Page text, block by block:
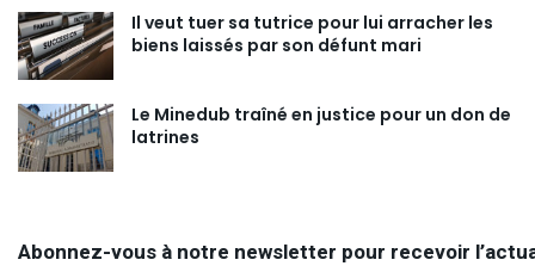
Il veut tuer sa tutrice pour lui arracher les
biens laissés par son défunt mari
Le Minedub traîné en justice pour un don de
latrines
Abonnez-vous à notre newsletter pour recevoir